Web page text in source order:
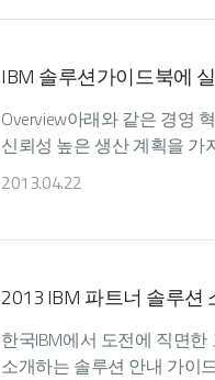
IBM 솔루션가이드북에
Overview아래와 같은 경영
신뢰성 높은 생산 계획을 가
2013.04.22
2013 IBM 파트너 솔루션
한국IBM에서 도전에 직면
소개하는 솔루션 안내 가이드